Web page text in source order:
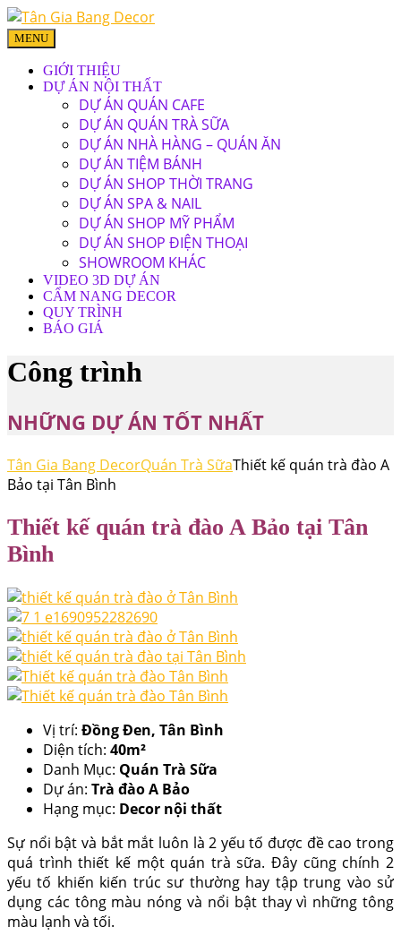
MENU
GIỚI THIỆU
DỰ ÁN NỘI THẤT
DỰ ÁN QUÁN CAFE
DỰ ÁN QUÁN TRÀ SỮA
DỰ ÁN NHÀ HÀNG – QUÁN ĂN
DỰ ÁN TIỆM BÁNH
DỰ ÁN SHOP THỜI TRANG
DỰ ÁN SPA & NAIL
DỰ ÁN SHOP MỸ PHẨM
DỰ ÁN SHOP ĐIỆN THOẠI
SHOWROOM KHÁC
VIDEO 3D DỰ ÁN
CẨM NANG DECOR
QUY TRÌNH
BÁO GIÁ
Công trình
NHỮNG DỰ ÁN TỐT NHẤT
Tân Gia Bang DecorQuán Trà SữaThiết kế quán trà đào A
Bảo tại Tân Bình
Thiết kế quán trà đào A Bảo tại Tân
Bình
Vị trí: Đồng Đen, Tân Bình
Diện tích: 40m²
Danh Mục: Quán Trà Sữa
Dự án: Trà đào A Bảo
Hạng mục: Decor nội thất
Sự nổi bật và bắt mắt luôn là 2 yếu tố được đề cao trong
quá trình thiết kế một quán trà sữa. Đây cũng chính 2
yếu tố khiến kiến trúc sư thường hay tập trung vào sử
dụng các tông màu nóng và nổi bật thay vì những tông
màu lạnh và tối.